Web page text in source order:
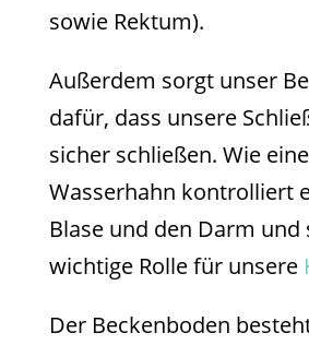
sowie Rektum).
Außerdem sorgt unser
dafür, dass unsere
sicher schließen. Wie
Wasserhahn kontrolliert
Blase und den Darm und
wichtige Rolle für unsere
Der Beckenboden